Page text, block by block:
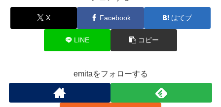
X Facebook はてブ
LINE コピー
emitaをフォローする